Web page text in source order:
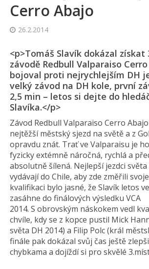
Cerro Abajo
26.2.2014
<p>Tomáš Slavík dokázal získat
závodě Redbull Valparaiso
bojoval proti nejrychlejším DH
velký závod na DH kole, první
2,5 min – letos si dejte do
Slavíka.</p>
Závod Redbull Valparaiso Cerro
nejtěžší městský sjezd na světě a z
opravdu znát. Trať ve Valparaisu je
fyzicky extémně náročná, rychlá a
absolutně šílená. Nejlepší jezdci
vydávají do Chile, aby zde změřili
kvalifikaci bylo jasné, že Slavík letos
zasáhne do finálových výsledku VCA
2014. S obrovským náskokem vedl
chvíle, kdy se z kopce pustil Mick
světa DH 2014) a Filip Polc (král
finále pak dokázal svůj čas ještě
chybkama a dojíždí si pro skvělé